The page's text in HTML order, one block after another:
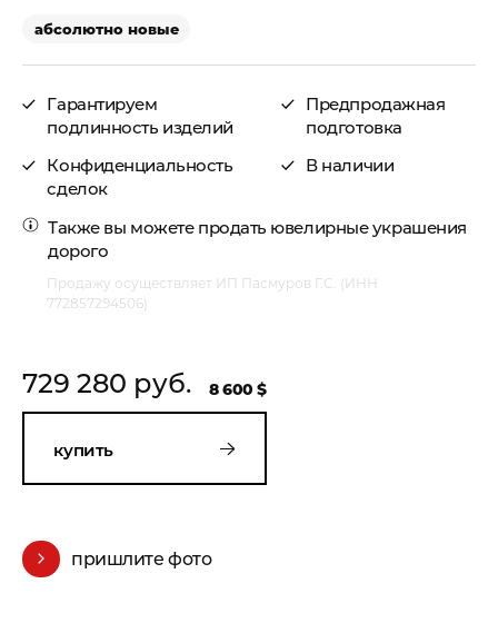
абсолютно новые
Гарантируем
подлинность изделий
Конфиденциальность
сделок
Предпродажная
подготовка
В наличии
Также вы можете продать ювелирные украшения
дорого
Продажу осуществляет ИП Пасмуров Г.С. (ИНН
772857294506)
729 280 руб. 8 600 $
купить
пришлите фото